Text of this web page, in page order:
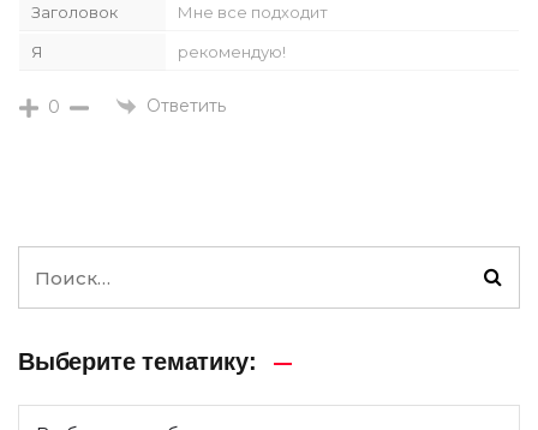
Заголовок Мне все подходит
Я рекомендую!
0 Ответить
Выберите тематику: